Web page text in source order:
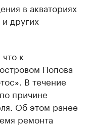
в акваториях
других
к
Попова
В течение
причине
Об этом ранее
ремонта